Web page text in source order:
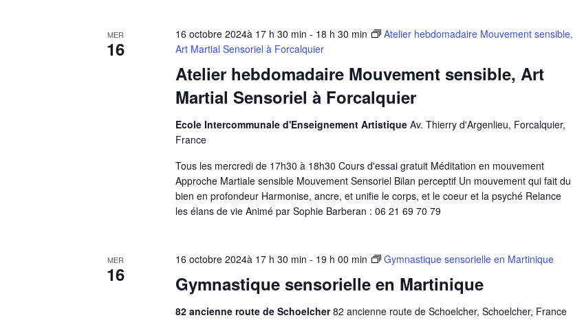
MER
16
Atelier hebdomadaire Mouvement sensible, Art
Martial Sensoriel à Forcalquier
16 octobre 2024à 17 h 30 min - 18 h 30 min
Atelier hebdomadaire Mouvement sensible,
Art Martial Sensoriel à Forcalquier
Ecole Intercommunale d'Enseignement Artistique Av. Thierry d'Argenlieu, Forcalquier,
France
Tous les mercredi de 17h30 à 18h30 Cours d'essai gratuit Méditation en mouvement
Approche Martiale sensible Mouvement Sensoriel Bilan perceptif Un mouvement qui fait du
bien en profondeur Harmonise, ancre, et unifie le corps, et le coeur et la psyché Relance
les élans de vie Animé par Sophie Barberan : 06 21 69 70 79
MER
16 Gymnastique sensorielle en Martinique
16 octobre 2024à 17 h 30 min - 19 h 00 min Gymnastique sensorielle en Martinique
82 ancienne route de Schoelcher82 ancienne route de Schoelcher, Schoelcher, France